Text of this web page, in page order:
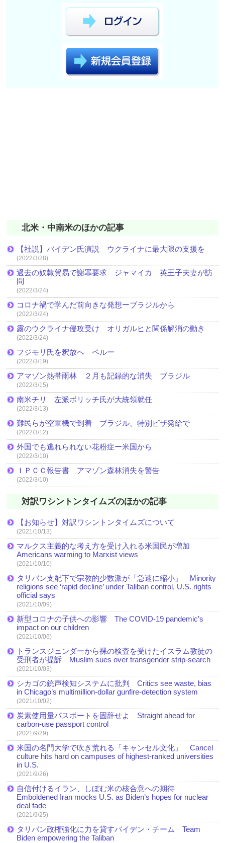
北米・中南米のほかの記事
【社説】バイデン氏演説 ウクライナに最大限の支援を
(2022/3/28)
過去の奴隷貿易で謝罪要求 ジャマイカ 英王子夫妻が訪
問
(2022/3/24)
コロナ禍で学んだ前向きな発想ーブラジルから
(2022/3/24)
露のウクライナ侵攻受け オリガルヒと関係解消の動き
(2022/3/24)
フジモリ氏を釈放へ ペルー
(2022/3/19)
アマゾン熱帯雨林 ２月も記録的な消失 ブラジル
(2022/3/15)
南米チリ 左派ボリッチ氏が大統領就任
(2022/3/13)
難民らが空軍機で到着 ブラジル、特別ビザ発給で
(2022/3/12)
外国でも逃れられない花粉症ー米国から
(2022/3/10)
ＩＰＣＣ報告書 アマゾン森林消失を警告
(2022/3/10)
対訳ワシントンタイムズのほかの記事
【お知らせ】対訳ワシントンタイムズについて
(2021/10/13)
マルクス主義的な考え方を受け入れる米国民が増加
Americans warming to Marxist views
(2021/10/10)
タリバン支配下で宗教的少数派が「急速に縮小」 Minority
religions see ‘rapid decline’ under Taliban control, U.S. rights
official says
(2021/10/09)
新型コロナの子供への影響 The COVID-19 pandemic’s
impact on our children
(2021/10/06)
トランスジェンダーから裸の検査を受けたイスラム教徒の
受刑者が提訴 Muslim sues over transgender strip-search
(2021/10/03)
シカゴの銃声検知システムに批判 Critics see waste, bias
in Chicago’s multimillion-dollar gunfire-detection system
(2021/10/02)
炭素使用量パスポートを固辞せよ Straight ahead for
carbon-use passport control
(2021/9/29)
米国の名門大学で吹き荒れる「キャンセル文化」 Cancel
culture hits hard on campuses of highest-ranked universities
in U.S.
(2021/9/26)
自信付けるイラン、しぼむ米の核合意への期待
Emboldened Iran mocks U.S. as Biden’s hopes for nuclear
deal fade
(2021/9/25)
タリバン政権強化に力を貸すバイデン・チーム Team
Biden empowering the Taliban